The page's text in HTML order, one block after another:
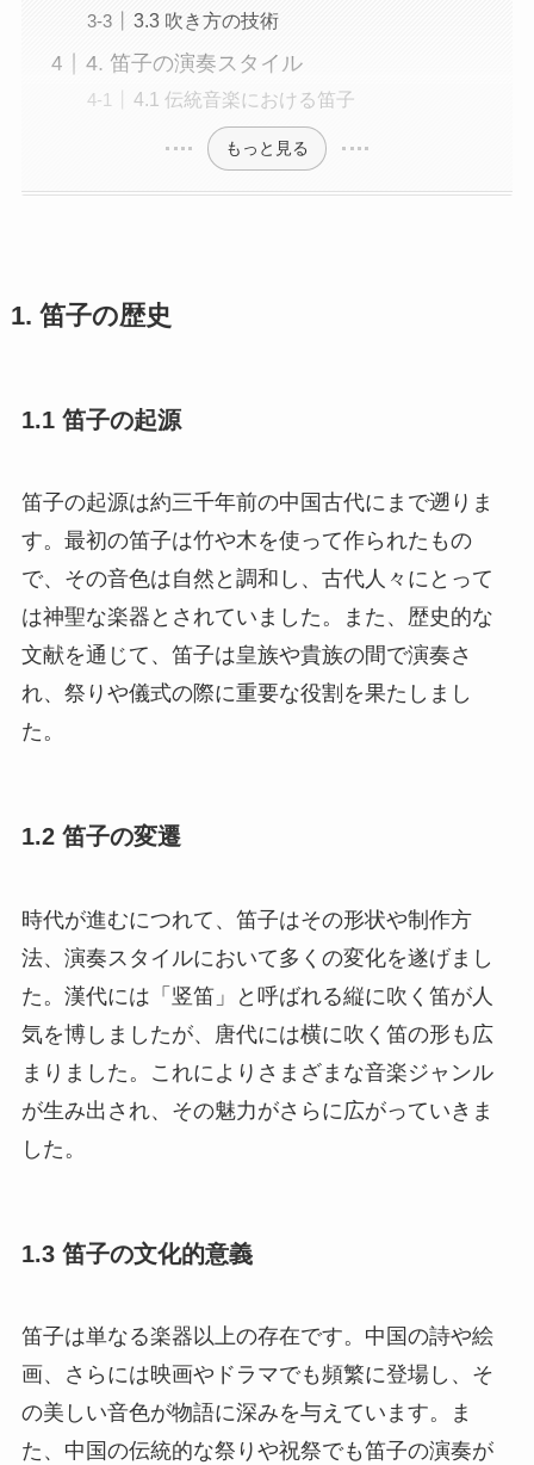
3.3 吹き方の技術
4. 笛子の演奏スタイル
4.1 伝統音楽における笛子
もっと見る
1. 笛子の歴史
1.1 笛子の起源
笛子の起源は約三千年前の中国古代にまで遡りま
す。最初の笛子は竹や木を使って作られたもの
で、その音色は自然と調和し、古代人々にとって
は神聖な楽器とされていました。また、歴史的な
文献を通じて、笛子は皇族や貴族の間で演奏さ
れ、祭りや儀式の際に重要な役割を果たしまし
た。
1.2 笛子の変遷
時代が進むにつれて、笛子はその形状や制作方
法、演奏スタイルにおいて多くの変化を遂げまし
た。漢代には「竖笛」と呼ばれる縦に吹く笛が人
気を博しましたが、唐代には横に吹く笛の形も広
まりました。これによりさまざまな音楽ジャンル
が生み出され、その魅力がさらに広がっていきま
した。
1.3 笛子の文化的意義
笛子は単なる楽器以上の存在です。中国の詩や絵
画、さらには映画やドラマでも頻繁に登場し、そ
の美しい音色が物語に深みを与えています。ま
た、中国の伝統的な祭りや祝祭でも笛子の演奏が